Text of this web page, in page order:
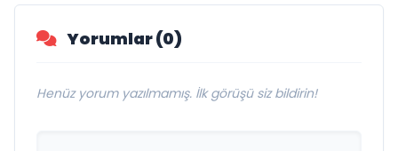
Yorumlar (0)
Henüz yorum yazılmamış. İlk görüşü siz bildirin!